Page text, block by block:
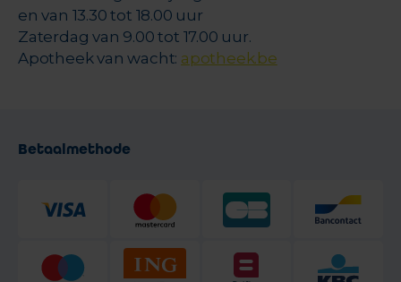
en van 13.30 tot 18.00 uur
Zaterdag van 9.00 tot 17.00 uur.
Apotheek van wacht: apotheek.be
Betaalmethode